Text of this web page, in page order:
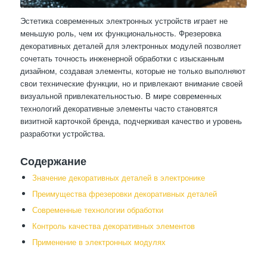
Эстетика современных электронных устройств играет не
меньшую роль, чем их функциональность. Фрезеровка
декоративных деталей для электронных модулей позволяет
сочетать точность инженерной обработки с изысканным
дизайном, создавая элементы, которые не только выполняют
свои технические функции, но и привлекают внимание своей
визуальной привлекательностью. В мире современных
технологий декоративные элементы часто становятся
визитной карточкой бренда, подчеркивая качество и уровень
разработки устройства.
Содержание
Значение декоративных деталей в электронике
Преимущества фрезеровки декоративных деталей
Современные технологии обработки
Контроль качества декоративных элементов
Применение в электронных модулях